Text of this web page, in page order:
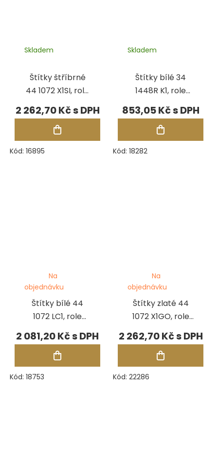
Štítky štříbrné
44 1072 X1SI, role
1250 ks
Skladem
2 262,70 Kč
Kód: 16895
Štítky bílé 34
1448R K1, role
1000 ks
Skladem
853,05 Kč
Kód: 18282
Štítky bílé 44
1072 LC1, role
2500 ks
Na
objednávku
2 081,20 Kč
Kód: 18753
Štítky zlaté 44
1072 X1GO, role
1250 ks
Na
objednávku
2 262,70 Kč
Kód: 22286